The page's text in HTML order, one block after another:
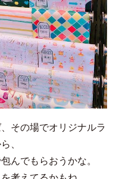
その場でオリジナルラ
、
んでもらおうかな。